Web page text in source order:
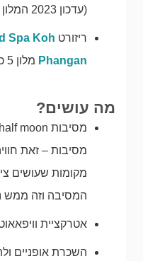
(עדכון 2023 המלון נסגר לצמיתות).
ריזורט Spa Koh
Phangan מלון 5 כוכבים שקט עם בריכה מהממת.
מה עושים?
מסיבות – זאת
מקומות שעושים
המסיבה וזה ממש
אטרקציית
השכרת אופניים